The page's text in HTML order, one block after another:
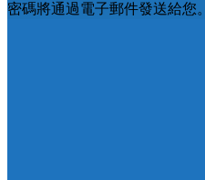
密碼將通過電子郵件發送給您。